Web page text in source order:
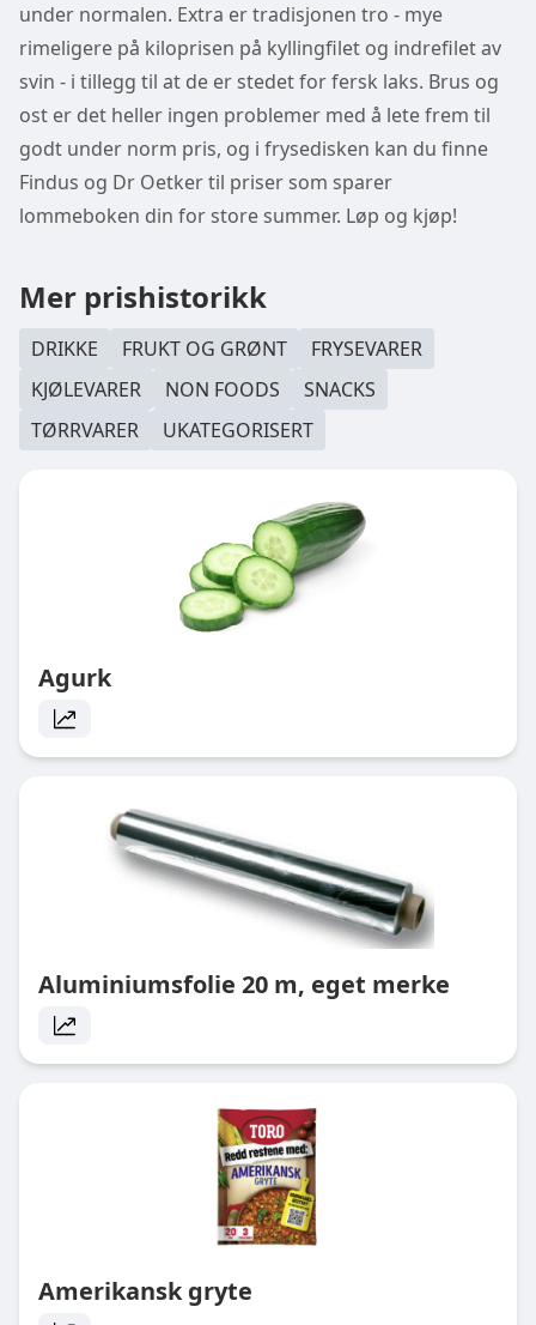
under normalen. Extra er tradisjonen tro - mye
rimeligere på kiloprisen på kyllingfilet og indrefilet av
svin - i tillegg til at de er stedet for fersk laks. Brus og
ost er det heller ingen problemer med å lete frem til
godt under norm pris, og i frysedisken kan du finne
Findus og Dr Oetker til priser som sparer
lommeboken din for store summer. Løp og kjøp!
Mer prishistorikk
DRIKKE FRUKT OG GRØNT
FRYSEVARER
KJØLEVARER
NON FOODS
SNACKS
TØRRVARER
UKATEGORISERT
Agurk
Aluminiumsfolie 20 m, eget merke
Amerikansk gryte